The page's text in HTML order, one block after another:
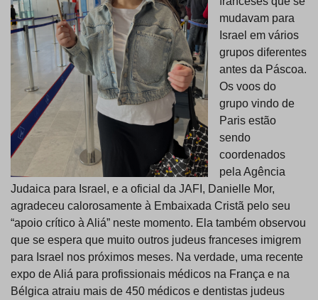
mudavam para
Israel em vários
grupos diferentes
antes da Páscoa.
Os voos do
grupo vindo de
Paris estão
sendo
coordenados
pela Agência
Judaica para Israel, e a oficial da JAFI, Danielle Mor,
agradeceu calorosamente à Embaixada Cristã pelo seu
“apoio crítico à Aliá” neste momento. Ela também observou
que se espera que muito outros judeus franceses imigrem
para Israel nos próximos meses. Na verdade, uma recente
expo de Aliá para profissionais médicos na França e na
Bélgica atraiu mais de 450 médicos e dentistas judeus